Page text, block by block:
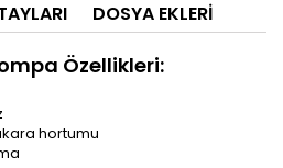
DOSYA EKLERI
Özellikleri:
hortumu